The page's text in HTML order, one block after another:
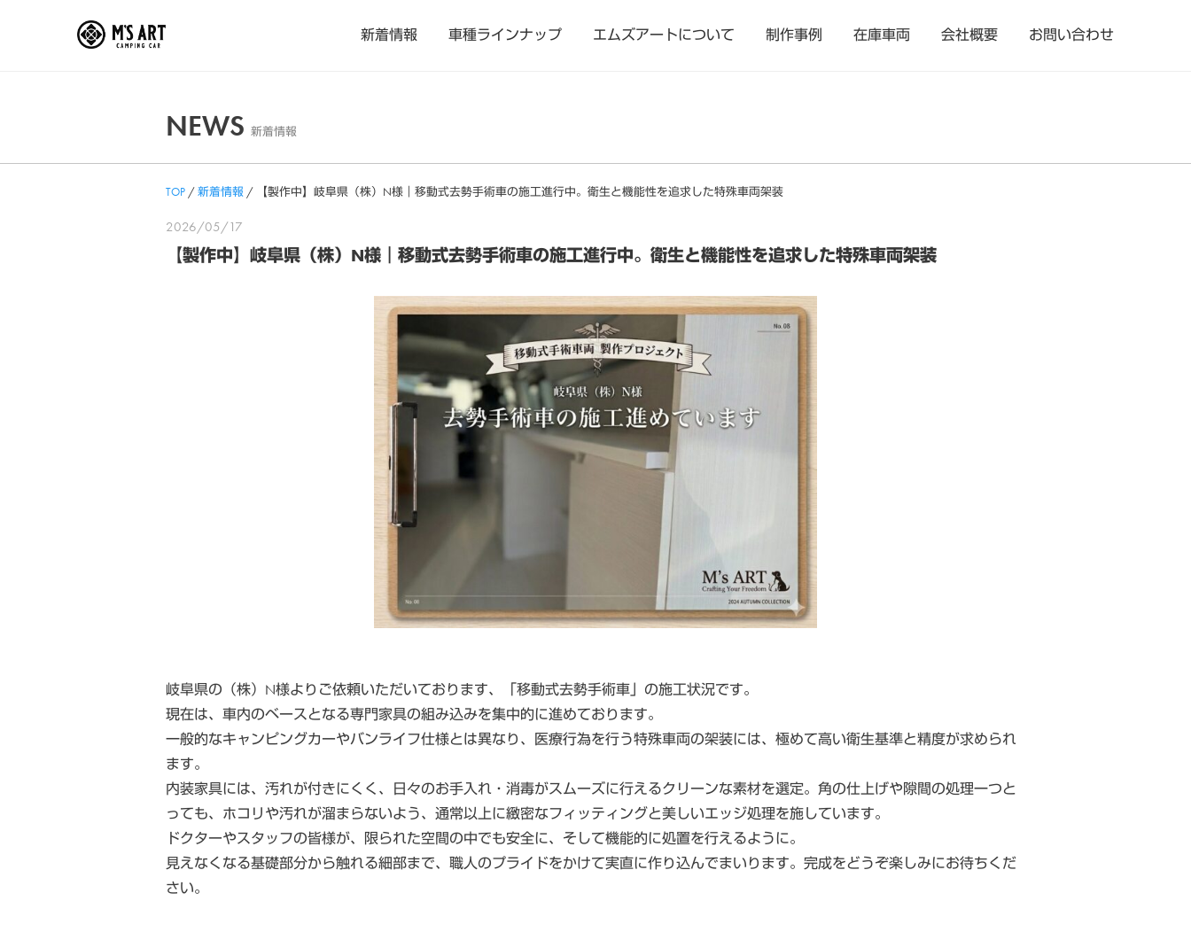
新着情報 車種ラインナップ エムズアートについて 制作事例 在庫車両 会社概要 お問い合わせ
NEWS 新着情報
TOP /新着情報 / 【製作中】岐阜県（株）N様｜移動式去勢手術車の施工進行中。衛生と機能性を追求した特殊車両架装
2026/05/17
【製作中】岐阜県（株）N様｜移動式去勢手術車の施工進行中。衛生と機能性を追求した特殊車両架装
岐阜県の（株）N様よりご依頼いただいております、「移動式去勢手術車」の施工状況です。
現在は、車内のベースとなる専門家具の組み込みを集中的に進めております。
一般的なキャンピングカーやバンライフ仕様とは異なり、医療行為を行う特殊車両の架装には、極めて高い衛生基準と精度が求められ
ます。
内装家具には、汚れが付きにくく、日々のお手入れ・消毒がスムーズに行えるクリーンな素材を選定。角の仕上げや隙間の処理一つと
っても、ホコリや汚れが溜まらないよう、通常以上に緻密なフィッティングと美しいエッジ処理を施しています。
ドクターやスタッフの皆様が、限られた空間の中でも安全に、そして機能的に処置を行えるように。
見えなくなる基礎部分から触れる細部まで、職人のプライドをかけて実直に作り込んでまいります。完成をどうぞ楽しみにお待ちくだ
さい。